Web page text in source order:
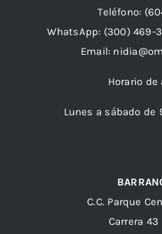
Teléfono:
WhatsApp: (300) 469-
Email:
Horario
Lunes a sábado de
C.C. Parque
Carrera 43